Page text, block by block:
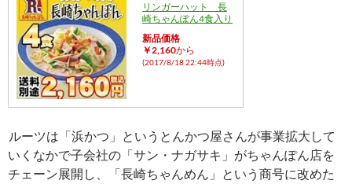
リンガーハット 長
崎ちゃんぽん4食入り
新品価格
￥2,160から
(2017/8/18 22:44時点)
ルーツは「浜かつ」というとんかつ屋さんが事業拡大して
いくなかで子会社の「サン・ナガサキ」がちゃんぽん店を
チェーン展開し、「長崎ちゃんめん」という商号に改めた